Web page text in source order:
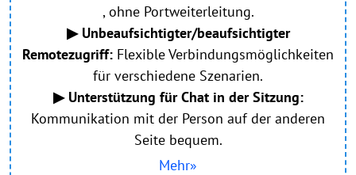
, ohne Portweiterleitung.
▶ Unbeaufsichtigter/beaufsichtigter
Remotezugriff: Flexible Verbindungsmöglichkeiten
für verschiedene Szenarien.
▶ Unterstützung für Chat in der Sitzung:
Kommunikation mit der Person auf der anderen
Seite bequem.
Mehr»